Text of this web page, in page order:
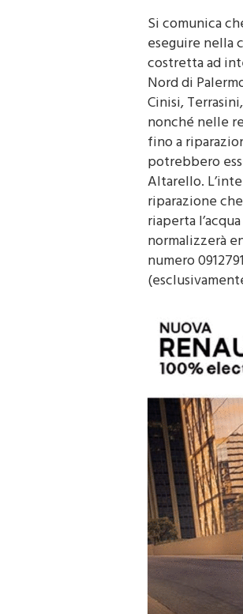
Si comunica
eseguire nella
costretta ad
Nord di
Cinisi,
nonché nelle
fino a
potrebbero
Altarello.
riparazione
riaperta
normalizzerà
numero